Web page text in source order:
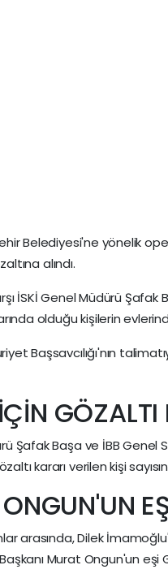
Belediyesi'ne yönelik
alındı.
İSKİ Genel Müdürü Şafak
olduğu kişilerin
Başsavcılığı'nın
GÖZALTI
Şafak Başa ve İBB Genel
kararı verilen kişi
arasında, Dilek
Murat Ongun'un